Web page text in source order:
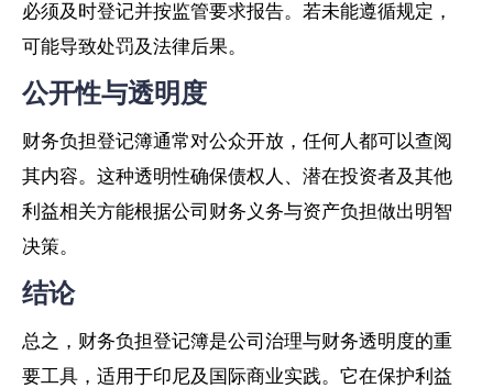
必须及时登记并按监管要求报告。若未能遵循规定，
可能导致处罚及法律后果。
公开性与透明度
财务负担登记簿通常对公众开放，任何人都可以查阅
其内容。这种透明性确保债权人、潜在投资者及其他
利益相关方能根据公司财务义务与资产负担做出明智
决策。
结论
总之，财务负担登记簿是公司治理与财务透明度的重
要工具，适用于印尼及国际商业实践。它在保护利益